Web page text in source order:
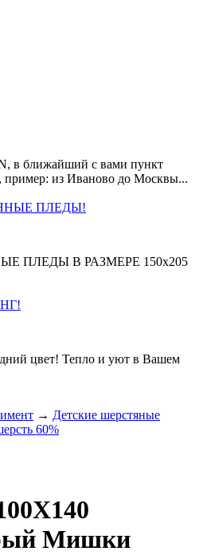
в ближайший с вами пункт
из Иваново до Москвы...
ПЛЕДЫ!
ПЛЕДЫ В РАЗМЕРЕ 150х205
НГ!
цвет! Тепло и уют в Вашем
→ Детские шерстяные
60%
Мишки